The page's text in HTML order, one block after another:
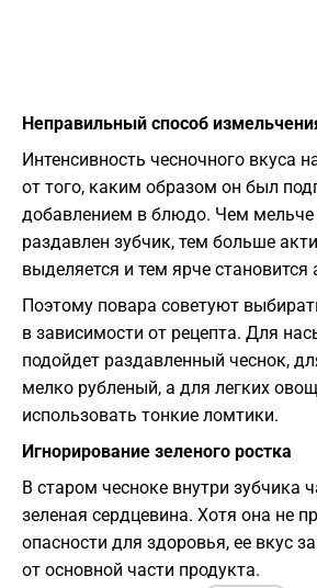
Неправильный способ
Интенсивность чесночного вкуса
от того, каким образом он был
добавлением в блюдо. Чем мельче
раздавлен зубчик, тем больше
выделяется и тем ярче становится
Поэтому повара советуют
в зависимости от рецепта. Для
подойдет раздавленный чеснок,
мелко рубленый, а для легких
использовать тонкие ломтики.
Игнорирование зеленого ростка
В старом чесноке внутри зубчика
зеленая сердцевина. Хотя она не
опасности для здоровья, ее вкус
от основной части продукта.